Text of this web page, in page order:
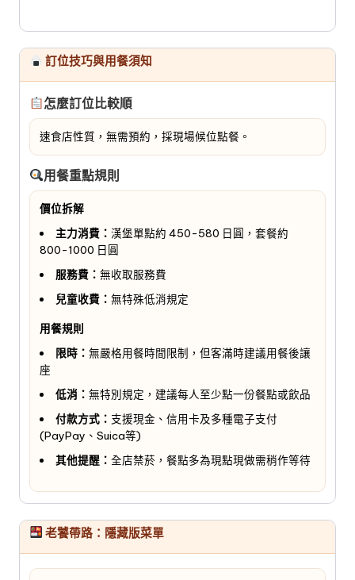
訂位技巧與用餐須知
怎麼訂位比較順
速食店性質，無需預約，採現場候位點餐。
用餐重點規則
價位拆解
主力消費： 漢堡單點約 450-580 日圓，套餐約
800-1000 日圓
服務費： 無收取服務費
兒童收費： 無特殊低消規定
用餐規則
限時： 無嚴格用餐時間限制，但客滿時建議用餐後讓
座
低消： 無特別規定，建議每人至少點一份餐點或飲品
付款方式： 支援現金、信用卡及多種電子支付
(PayPay、Suica等)
其他提醒： 全店禁菸，餐點多為現點現做需稍作等待
老饕帶路：隱藏版菜單